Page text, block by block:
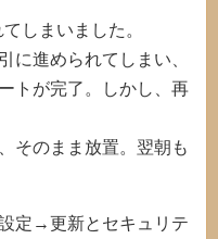
しまいました。
に進められてしまい、
トが完了。しかし、再
そのまま放置。翌朝も
定→更新とセキュリテ